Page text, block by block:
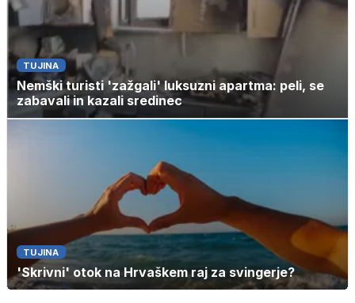
TUJINA
Nemški turisti 'zažgali' luksuzni apartma: peli, se
zabavali in kazali sredinec
TUJINA
'Skrivni' otok na Hrvaškem raj za svingerje?